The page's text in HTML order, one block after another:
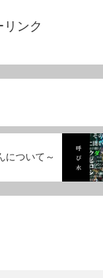
リンク
について～